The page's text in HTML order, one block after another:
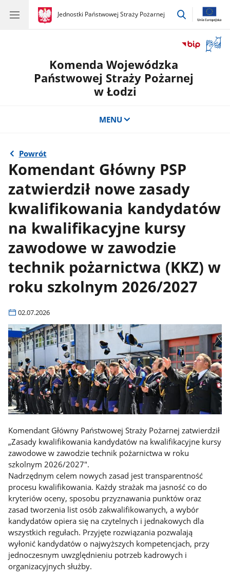
gov.pl
Jednostki Państwowej Straży Pożarnej
gov.pl
Jednostki
przejdź
okno
Komenda Wojewódzka
Państwowej Straży Pożarnej
w Łodzi
MENU
Powrót
Komendant Główny PSP
zatwierdził nowe zasady
kwalifikowania kandydatów
na kwalifikacyjne kursy
zawodowe w zawodzie
technik pożarnictwa (KKZ) w
roku szkolnym 2026/2027
02.07.2026
Komendant Główny Państwowej Straży Pożarnej zatwierdził
„Zasady kwalifikowania kandydatów na kwalifikacyjne kursy
zawodowe w zawodzie technik pożarnictwa w roku
szkolnym 2026/2027".
Nadrzędnym celem nowych zasad jest transparentność
procesu kwalifikowania. Każdy strażak ma jasność co do
kryteriów oceny, sposobu przyznawania punktów oraz
zasad tworzenia list osób zakwalifikowanych, a wybór
kandydatów opiera się na czytelnych i jednakowych dla
wszystkich regułach. Przyjęte rozwiązania pozwalają
wyłonić kandydatów o najwyższych kompetencjach, przy
jednoczesnym uwzględnieniu potrzeb kadrowych i
organizacyjnych służby.